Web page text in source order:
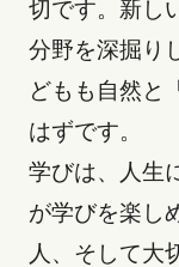
切です。新し
分野を深掘り
どもも自然と
はずです。
学びは、人生
が学びを楽し
人、そして大